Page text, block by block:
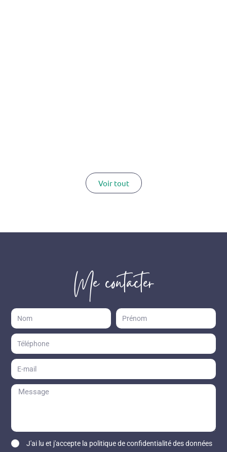
Voir tout
Me contacter
J'ai lu et j'accepte la politique de confidentialité des données